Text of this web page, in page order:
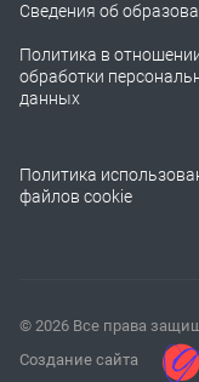
Сведения об
Политика в
обработки
данных
Политика
файлов cookie
© 2026 Все права
Создание сайта